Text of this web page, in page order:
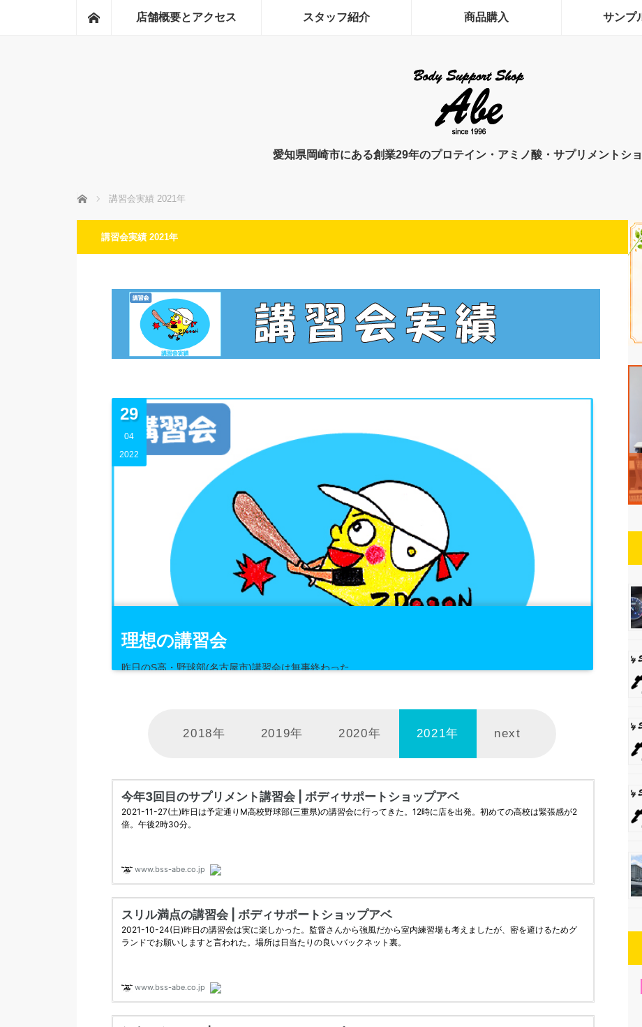
ホーム店舗概要とアクセス スタッフ紹介 商品購入 サンプ
愛知県岡崎市にある創業29年のプロテイン・アミノ酸・サプリメントシ
ホーム 講習会実績 2021年
講習会実績 2021年
29
04
2022
理想の講習会
昨日のS高・野球部(名古屋市)講習会は無事終わった…
2018年 2019年 2020年 2021年 next